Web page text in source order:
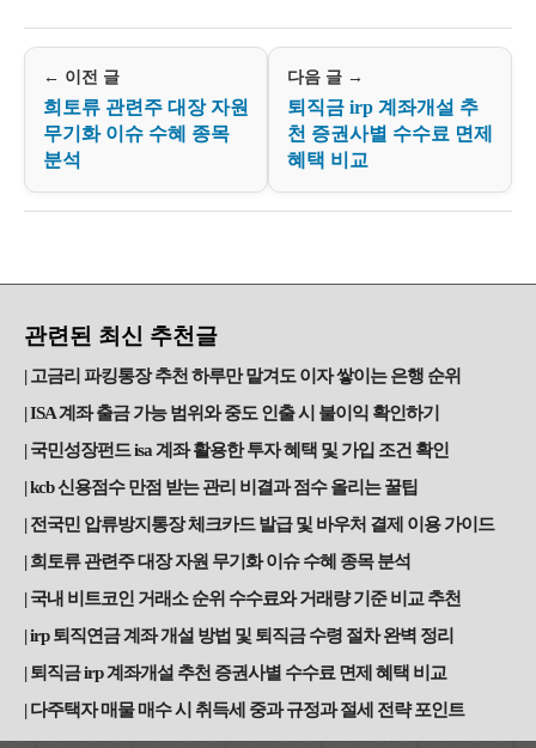
← 이전 글
희토류 관련주 대장 자원
무기화 이슈 수혜 종목
분석
다음 글 →
퇴직금 irp 계좌개설 추
천 증권사별 수수료 면제
혜택 비교
관련된 최신 추천글
고금리 파킹통장 추천 하루만 맡겨도 이자 쌓이는 은행 순위
ISA 계좌 출금 가능 범위와 중도 인출 시 불이익 확인하기
국민성장펀드 isa 계좌 활용한 투자 혜택 및 가입 조건 확인
kcb 신용점수 만점 받는 관리 비결과 점수 올리는 꿀팁
전국민 압류방지통장 체크카드 발급 및 바우처 결제 이용 가이드
희토류 관련주 대장 자원 무기화 이슈 수혜 종목 분석
국내 비트코인 거래소 순위 수수료와 거래량 기준 비교 추천
irp 퇴직연금 계좌 개설 방법 및 퇴직금 수령 절차 완벽 정리
퇴직금 irp 계좌개설 추천 증권사별 수수료 면제 혜택 비교
다주택자 매물 매수 시 취득세 중과 규정과 절세 전략 포인트